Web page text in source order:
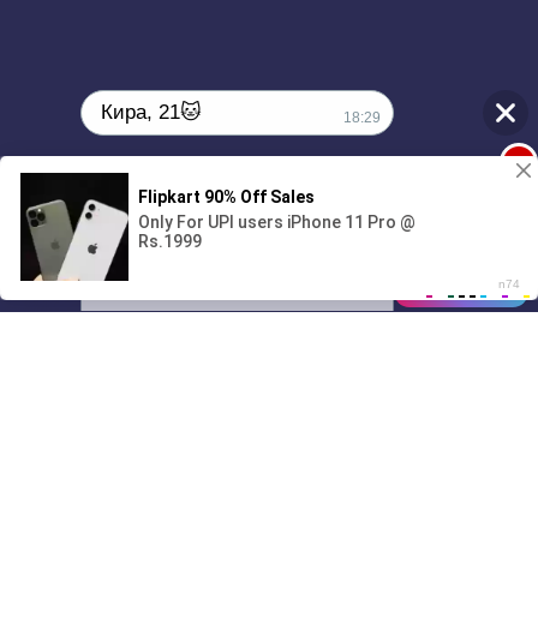
01/07
00:00
Кира, 21🐱 18:29
Поиграешь со мной? 💖🐾
1